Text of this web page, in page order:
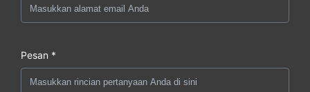
Pesan *